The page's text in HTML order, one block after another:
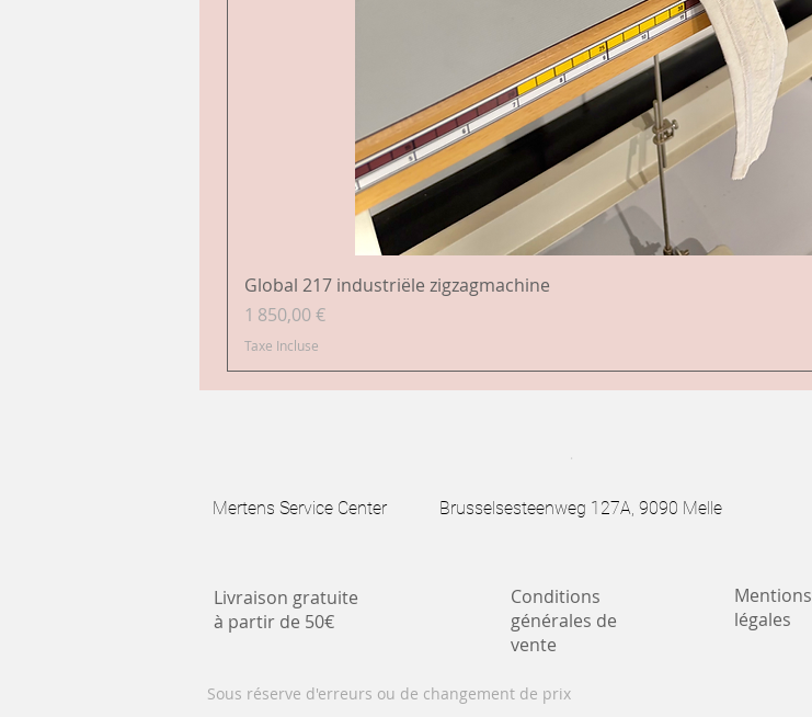
Global 217 industriële zigzagmachine
Prix
1 850,00 €
Taxe Incluse
.
Mertens Service Center Brusselsesteenweg 127A, 9090 Melle
Conditions
générales de
vente
Mentions
légales
Livraison gratuite
à partir de 50€
Sous réserve d'erreurs ou de changement de prix